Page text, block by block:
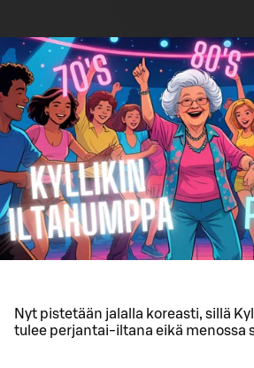
Nyt pistetään jalalla koreasti, sillä
tulee perjantai-iltana eikä menossa